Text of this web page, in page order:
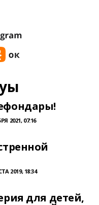
2021, 07:16
2019, 18:34
для детей,